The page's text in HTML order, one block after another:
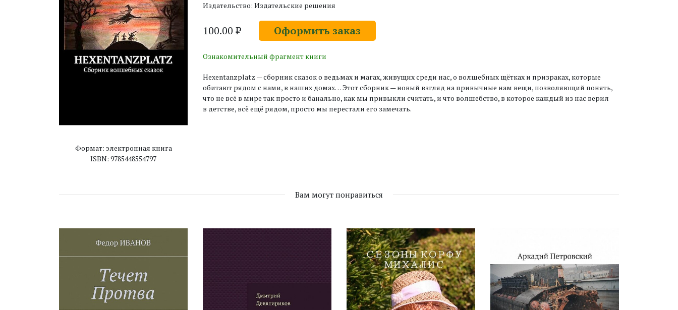
Формат: электронная книга
ISBN: 9785448554797
Издательство: Издательские решения
100.00 ₽ Оформить заказ
Ознакомительный фрагмент книги
Hexentanzplatz — сборник сказок о ведьмах и магах, живущих среди нас, о волшебных щётках и призраках, которые
обитают рядом с нами, в наших домах… Этот сборник — новый взгляд на привычные нам вещи, позволяющий понять,
что не всё в мире так просто и банально, как мы привыкли считать, и что волшебство, в которое каждый из нас верил
в детстве, всё ещё рядом, просто мы перестали его замечать.
Вам могут понравиться